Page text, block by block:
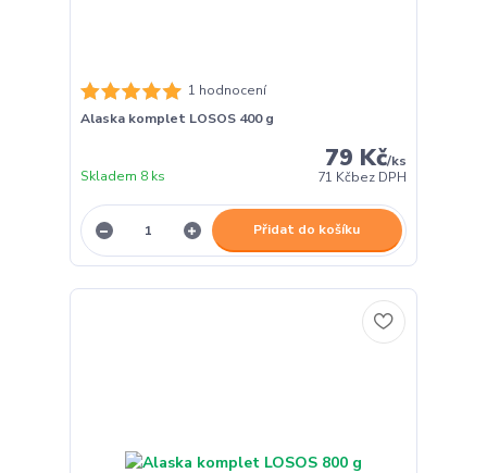
1 hodnocení
Alaska komplet LOSOS 400 g
79 Kč/ks
71 Kčbez DPH
Skladem 8 ks
Přidat do košíku